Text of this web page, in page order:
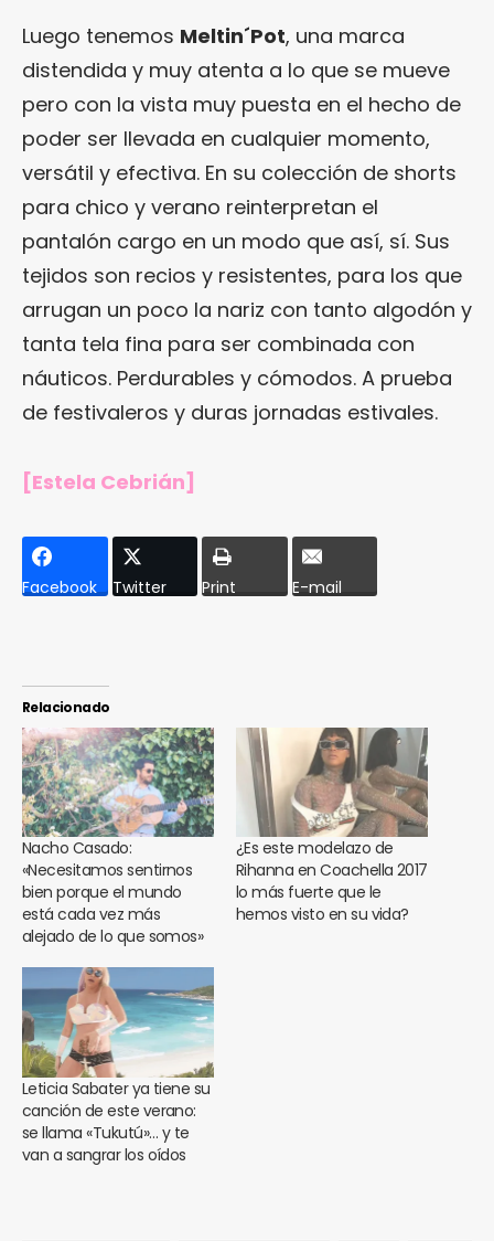
Luego tenemos Meltin´Pot, una marca
distendida y muy atenta a lo que se mueve
pero con la vista muy puesta en el hecho de
poder ser llevada en cualquier momento,
versátil y efectiva. En su colección de shorts
para chico y verano reinterpretan el
pantalón cargo en un modo que así, sí. Sus
tejidos son recios y resistentes, para los que
arrugan un poco la nariz con tanto algodón y
tanta tela fina para ser combinada con
náuticos. Perdurables y cómodos. A prueba
de festivaleros y duras jornadas estivales.
[Estela Cebrián]
Facebook Twitter Print E-mail
Relacionado
Nacho Casado:
«Necesitamos sentirnos
bien porque el mundo
está cada vez más
alejado de lo que somos»
¿Es este modelazo de
Rihanna en Coachella 2017
lo más fuerte que le
hemos visto en su vida?
Leticia Sabater ya tiene su
canción de este verano:
se llama «Tukutú»… y te
van a sangrar los oídos